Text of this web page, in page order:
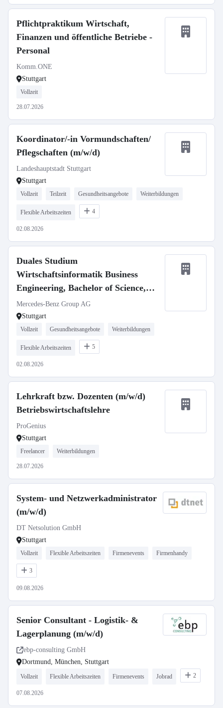
Pflichtpraktikum Wirtschaft,
Finanzen und öffentliche Betriebe -
Personal
Komm.ONE
Stuttgart
Vollzeit
28.07.2026
Koordinator/-in Vormundschaften/
Pflegschaften (m/w/d)
Landeshauptstadt Stuttgart
Stuttgart
Vollzeit Teilzeit Gesundheitsangebote Weiterbildungen
Flexible Arbeitszeiten 4
02.08.2026
Duales Studium
Wirtschaftsinformatik Business
Engineering, Bachelor of Science,
Mercedes-Benz Customer Solutions
GmbH, Stuttgart Vaihingen,
Studienbeginn 1. Oktober 2027
Mercedes-Benz Group AG
Stuttgart
Vollzeit Gesundheitsangebote Weiterbildungen
Flexible Arbeitszeiten 5
02.08.2026
Lehrkraft bzw. Dozenten (m/w/d)
Betriebswirtschaftslehre
ProGenius
Stuttgart
Freelancer Weiterbildungen
28.07.2026
System- und Netzwerkadministrator
(m/w/d)
DT Netsolution GmbH
Stuttgart
Vollzeit Flexible Arbeitszeiten Firmenevents Firmenhandy
3
09.08.2026
Senior Consultant - Logistik- &
Lagerplanung (m/w/d)
ebp-consulting GmbH
Dortmund, München, Stuttgart
Vollzeit Flexible Arbeitszeiten Firmenevents Jobrad 2
07.08.2026